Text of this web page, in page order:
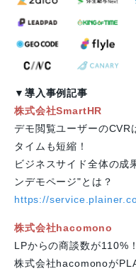
▼ 導入事例記事
株式会社SmartHR
デモ閲覧ユーザーのCVR
タイムも短縮！
ビジネスサイド全体の成
ンデモページ"とは？
https://
株式会社hacomono
LPからの商談数が110%！
株式会社hacomonoが